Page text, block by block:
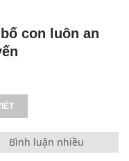
con luôn an
Bình luận nhiều